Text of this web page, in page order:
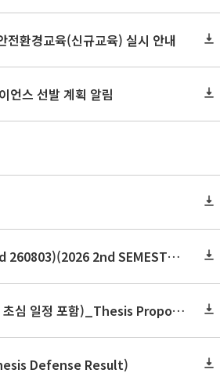
전환경교육(신규교육) 실시 안내
언스 선발 계획 알림
2026학년도 2학기 보건대학원 강의시간표(revised 260803)(2026 2nd SEMESTER SNU GSPH TIMETABLE)
2026학년도 2학기 논문작성계획서 제출 안내(박사 초심 일정 포함)_Thesis Proposal
Defense Result)